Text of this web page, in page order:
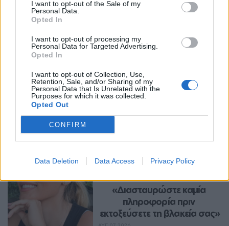
I want to opt-out of the Sale of my
Personal Data.
Opted In
I want to opt-out of processing my
Personal Data for Targeted Advertising.
Opted In
I want to opt-out of Collection, Use,
Retention, Sale, and/or Sharing of my
Personal Data that Is Unrelated with the
Purposes for which it was collected.
Opted Out
CONFIRM
Data Deletion Data Access Privacy Policy
Περισσότερα Θέματα
Entertainment
Η Ελένη Βουλγαράκη ξεσπά
για τις φήμες χωρισμού με
τον Ιωαννίδη:
«Διασταυρώστε καμία
πληροφορία πριν
εκτοξεύσετε τη βλακεία σας»